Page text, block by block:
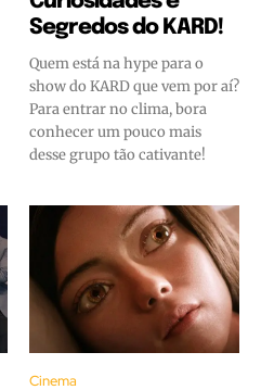
Segredos do KARD!
Quem está na hype para o
show do KARD que vem por aí?
Para entrar no clima, bora
conhecer um pouco mais
desse grupo tão cativante!
Cinema